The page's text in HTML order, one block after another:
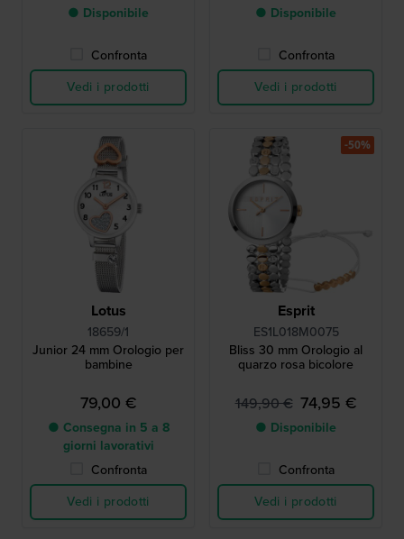
● Disponibile
Confronta
Vedi i prodotti
● Disponibile
Confronta
Vedi i prodotti
Lotus
18659/1
Junior 24 mm Orologio per
bambine
79,00 €
● Consegna in 5 a 8
giorni lavorativi
Confronta
Vedi i prodotti
Esprit
ES1L018M0075
Bliss 30 mm Orologio al
quarzo rosa bicolore
149,90 € 74,95 €
● Disponibile
Confronta
Vedi i prodotti
-50%